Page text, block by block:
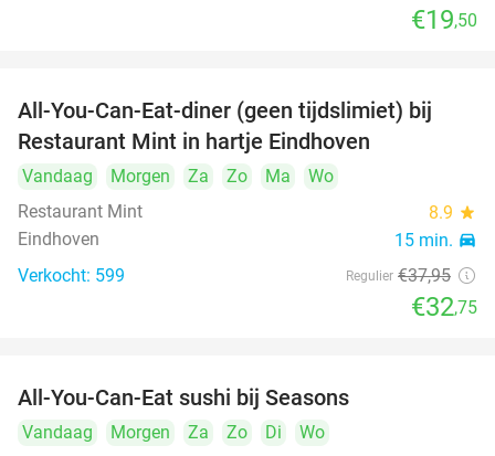
€19,50
14%
All-You-Can-Eat-diner (geen tijdslimiet) bij
Restaurant Mint in hartje Eindhoven
Vandaag Morgen Za Zo Ma
Wo
Restaurant Mint
8.9 star
Eindhoven 15 min. directions_car
Verkocht: 599 Regulier €37,95
€32,75
All-You-Can-Eat sushi bij Seasons
Vandaag Morgen Za Zo Di
Wo